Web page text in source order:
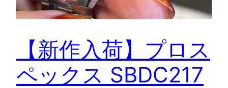
【新作入荷】プロス
ペックス SBDC217